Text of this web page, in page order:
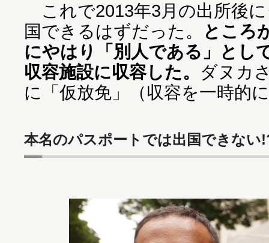
これで2013年3月の出所後
国できるはずだった。
ところ
にやはり「別人である」とし
収容施設に収容した。 ダヌカ
に「仮放免」（収容を一時的
本名のパスポートでは出国できない